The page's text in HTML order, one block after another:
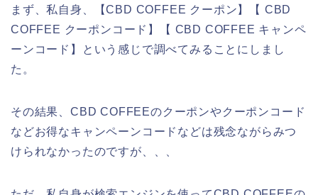
まず、私自身、【CBD COFFEE クーポン】【 CBD
COFFEE クーポンコード】【 CBD COFFEE キャンペ
ーンコード】という感じで調べてみることにしまし
た。
その結果、CBD COFFEEのクーポンやクーポンコード
などお得なキャンペーンコードなどは残念ながらみつ
けられなかったのですが、、、